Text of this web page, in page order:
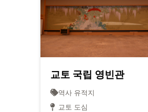
교토 국립 영빈관
역사 유적지
교토 도심